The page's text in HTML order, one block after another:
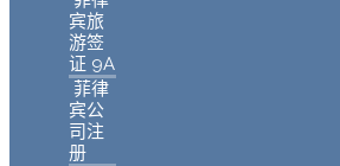
宾旅
游签
证 9A
菲律
宾公
司注
册